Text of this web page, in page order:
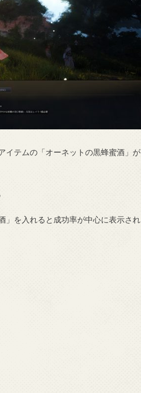
イテムの「オーネットの黒蜂蜜酒」が
」を入れると成功率が中心に表示され